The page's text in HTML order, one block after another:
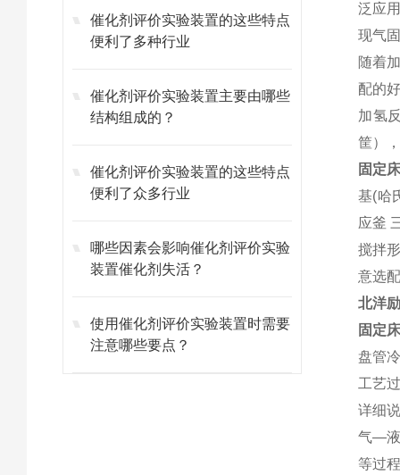
催化剂评价实验装置的这些特点
便利了多种行业
催化剂评价实验装置主要由哪些
结构组成的？
催化剂评价实验装置的这些特点
便利了众多行业
哪些因素会影响催化剂评价实验
装置催化剂失活？
使用催化剂评价实验装置时需要
注意哪些要点？
泛应
现气
随着
配的
加氢
筐）
固定
基(哈
应釜
搅拌
意选
北洋
固定
盘管
工艺
详细
气—液
等过